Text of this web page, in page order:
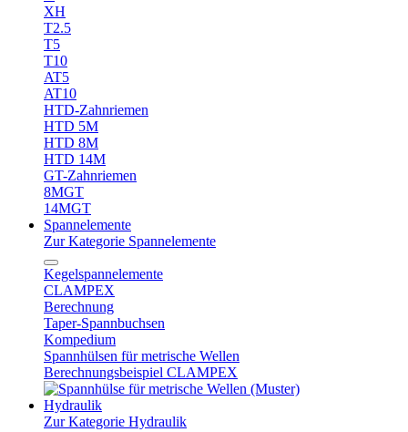
XH
T2.5
T5
T10
AT5
AT10
HTD-Zahnriemen
HTD 5M
HTD 8M
HTD 14M
GT-Zahnriemen
8MGT
14MGT
Spannelemente
Zur Kategorie Spannelemente
Kegelspannelemente
CLAMPEX
Berechnung
Taper-Spannbuchsen
Kompedium
Spannhülsen für metrische Wellen
Berechnungsbeispiel CLAMPEX
Hydraulik
Zur Kategorie Hydraulik